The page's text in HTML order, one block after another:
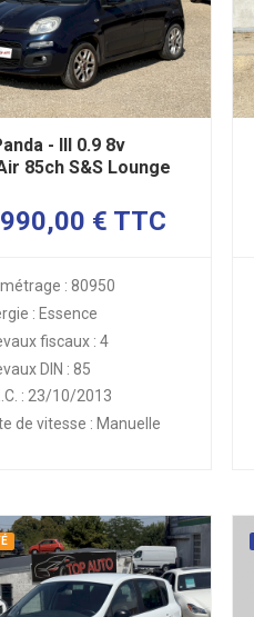
- III 0.9 8v
85ch S&S Lounge
€ TTC
: 80950
: Essence
fiscaux : 4
DIN : 85
: 23/10/2013
de vitesse : Manuelle